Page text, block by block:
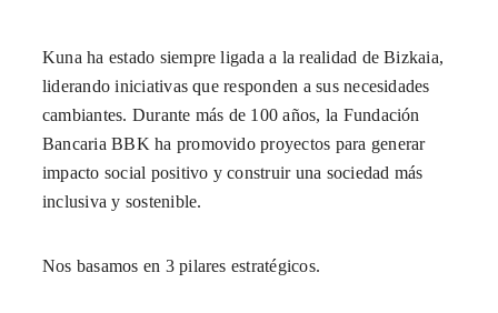
Kuna ha estado siempre ligada a la realidad de Bizkaia,
liderando iniciativas que responden a sus necesidades
cambiantes. Durante más de 100 años, la Fundación
Bancaria BBK ha promovido proyectos para generar
impacto social positivo y construir una sociedad más
inclusiva y sostenible.
Nos basamos en 3 pilares estratégicos.